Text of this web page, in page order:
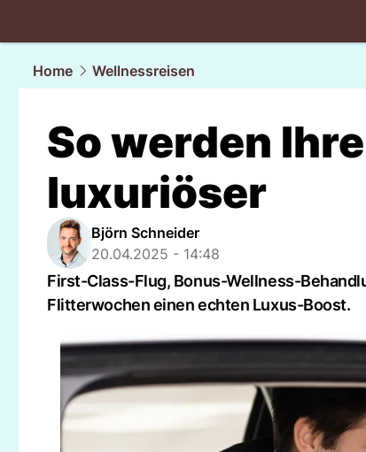
travel.
Home
Wellnessreisen
So werden
luxuriöser
Björn Schneider
20.04.2025 - 14:48
First-Class-Flug, Bonus-Wellness-
Flitterwochen einen echten Luxus-Boost.